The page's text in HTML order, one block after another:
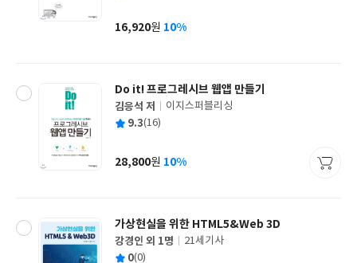
사
가
16,920원 10%
Do it! 프로그레시브 웹앱 만들기
글
쓴
김응석 저
출
사
이지스퍼블리싱
평 9.3(16)
가
28,800원 10%
가상현실을 위한 HTML5&Web 3D
글
강경인 외 1명
21세기사
평 0(0)